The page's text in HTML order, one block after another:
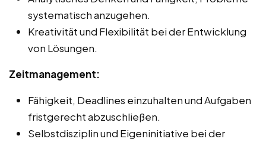
systematisch anzugehen.
Kreativität und Flexibilität bei der Entwicklung
von Lösungen.
Zeitmanagement:
Fähigkeit, Deadlines einzuhalten und Aufgaben
fristgerecht abzuschließen.
Selbstdisziplin und Eigeninitiative bei der